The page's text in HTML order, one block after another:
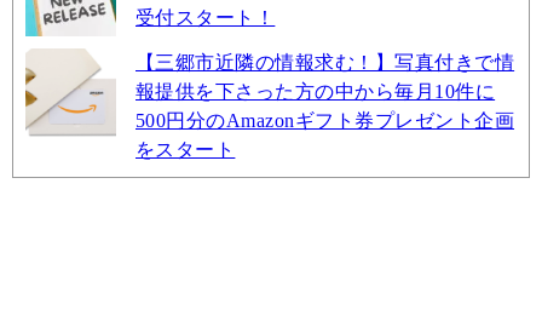
受付スタート！
【三郷市近隣の情報求む！】写真付きで情
報提供を下さった方の中から毎月10件に
500円分のAmazonギフト券プレゼント企画
をスタート